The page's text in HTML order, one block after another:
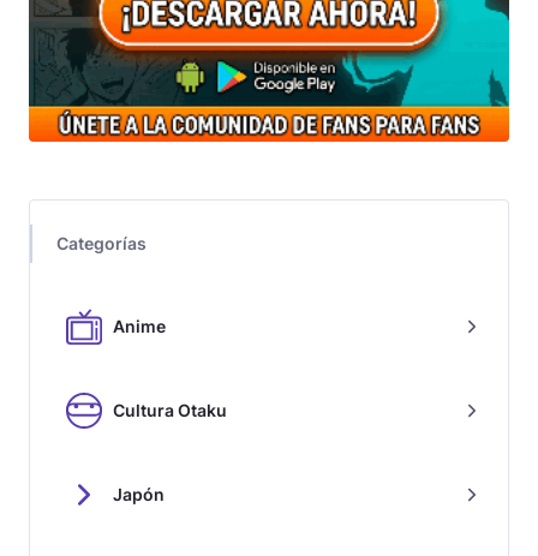
Categorías
Anime
Cultura Otaku
Japón